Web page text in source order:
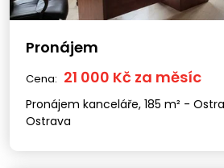
Pronájem
Cena: 21 000 Kč za měsíc
Pronájem kanceláře, 185 m² -
Ostrava